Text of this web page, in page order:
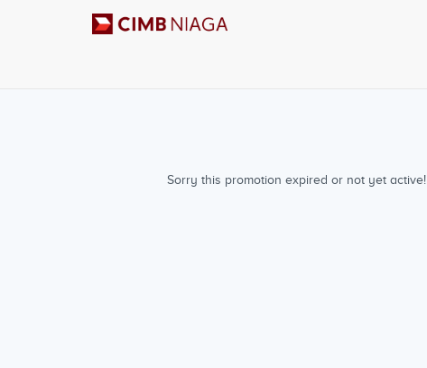
Sorry this promotion expired or not yet active!